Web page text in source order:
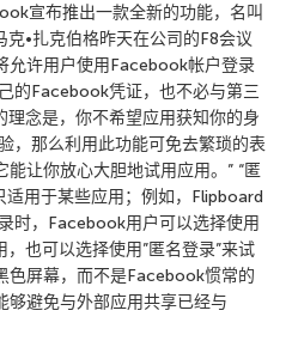
宣布推出一款全新的功能，名叫
•扎克伯格昨天在公司的F8会议
允许用户使用Facebook帐户登录
的Facebook凭证，也不必与第三
理念是，你不希望应用获知你的身
，那么利用此功能可免去繁琐的表
能让你放心大胆地试用应用。” “匿
用于某些应用；例如，Flipboard
时，Facebook用户可以选择使用
也可以选择使用”匿名登录”来试
色屏幕，而不是Facebook惯常的
够避免与外部应用共享已经与